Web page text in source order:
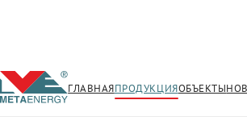
ГЛАВНАЯПРОДУКЦИЯОБЪЕКТЫ
← Продукция/ШИНОПРОВОД